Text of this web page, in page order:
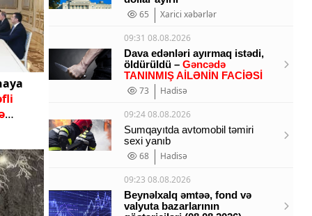
65
Xarici xəbərlər
09:31 08.08.2026
Dava edənləri ayırmaq istədi,
öldürüldü – Gəncədə
TANINMIŞ AİLƏNİN FACİƏSİ
73
Hadisə
09:24 08.08.2026
Sumqayıtda avtomobil təmiri
sexi yanıb
68
Hadisə
09:23 08.08.2026
Beynəlxalq əmtəə, fond və
valyuta bazarlarının